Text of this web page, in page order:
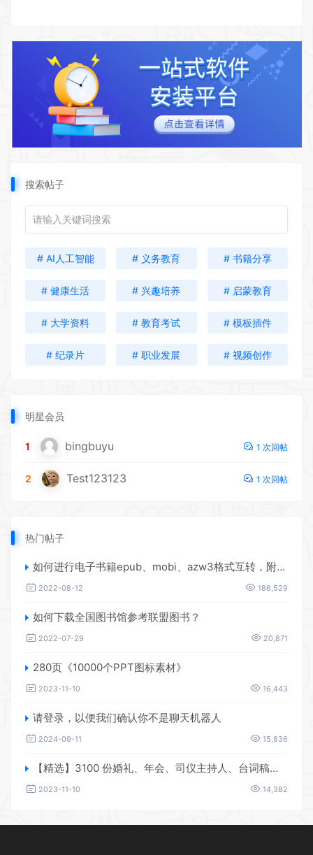
搜索帖子
# AI人工智能 # 义务教育 # 书籍分享
# 健康生活 # 兴趣培养 # 启蒙教育
# 大学资料 # 教育考试 # 模板插件
# 纪录片 # 职业发展 # 视频创作
明星会员
1 bingbuyu 1 次回帖
2 Test123123 1 次回帖
热门帖子
如何进行电子书籍epub、mobi、azw3格式互转，附海量电子书籍资源
2022-08-12 186,529
如何下载全国图书馆参考联盟图书？
2022-07-29 20,871
280页《10000个PPT图标素材》
2023-11-10 16,443
请登录，以便我们确认你不是聊天机器人
2024-09-11 15,836
【精选】3100 份婚礼、年会、司仪主持人、台词稿、节日生日、晚会、开场、开场白素材
2023-11-10 14,382